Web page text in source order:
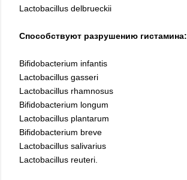
Lactobacillus delbrueckii
Способствуют разрушению гистамина:
Bifidobacterium infantis
Lactobacillus gasseri
Lactobacillus rhamnosus
Bifidobacterium longum
Lactobacillus plantarum
Bifidobacterium breve
Lactobacillus salivarius
Lactobacillus reuteri.